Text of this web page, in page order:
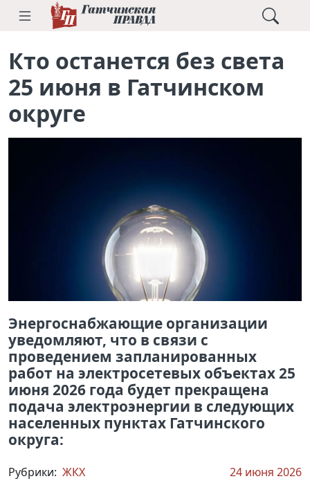
Кто останется без света
25 июня в Гатчинском
округе
Энергоснабжающие организации
уведомляют, что в связи с
проведением запланированных
работ на электросетевых объектах 25
июня 2026 года будет прекращена
подача электроэнергии в следующих
населенных пунктах Гатчинского
округа:
Рубрики: ЖКХ 24 июня 2026